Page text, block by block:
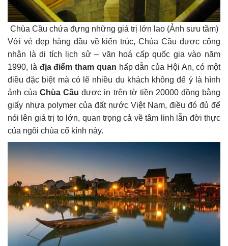
Chùa Cầu chứa đựng những giá trị lớn lao (Ảnh sưu tầm)
Với vẻ đẹp hàng đầu về kiến trúc, Chùa Cầu được công
nhận là di tích lịch sử – văn hoá cấp quốc gia vào năm
1990, là địa điểm tham quan hấp dẫn của Hội An, có một
điều đặc biệt mà có lẽ nhiều du khách không để ý là hình
ảnh củaChùa Cầu được in trên tờ tiền 20000 đồng bằng
giấy nhựa polymer của đất nước Việt Nam, điều đó đủ để
nói lên giá trị to lớn, quan trọng cả về tâm linh lẫn đời thực
của ngôi chùa cổ kính này.